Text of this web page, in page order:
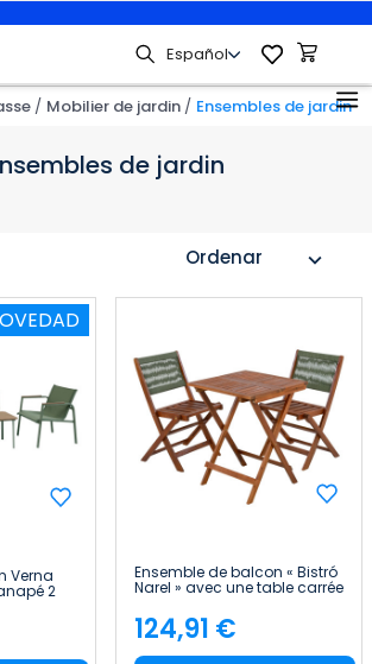
Mobilier de jardin Ensembles de jardin
de jardin
Ordenar expand_more
Verna
2
et une
et
Ensemble de balcon « Bistró
Narel » avec une table carrée
bois d'acacia 7house
Price
124,91 €